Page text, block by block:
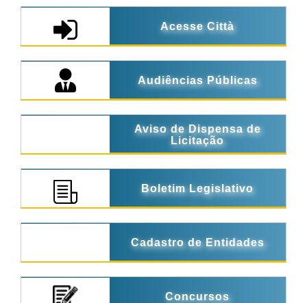
Acesse Città
Audiências Públicas
Aviso de Dispensa de
Licitação
Boletim Legislativo
Cadastro de Entidades
Concursos